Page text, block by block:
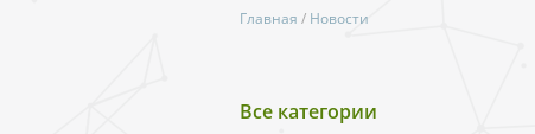
Главная / Новости
Все категории